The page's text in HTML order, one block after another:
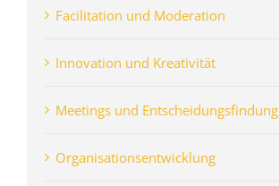
Facilitation und Moderation
Innovation und Kreativität
Meetings und Entscheidungsfindung
Organisationsentwicklung